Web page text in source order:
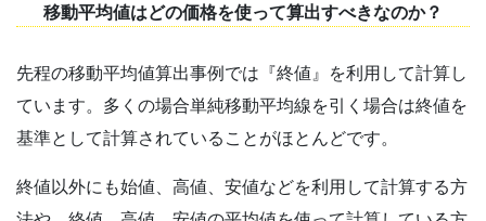
移動平均値はどの価格を使って算出すべきなのか？
先程の移動平均値算出事例では『終値』を利用して計算し
ています。多くの場合単純移動平均線を引く場合は終値を
基準として計算されていることがほとんどです。
終値以外にも始値、高値、安値などを利用して計算する方